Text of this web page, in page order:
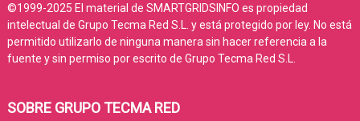
©1999-2025 El material de SMARTGRIDSINFO es propiedad
intelectual de Grupo Tecma Red S.L. y está protegido por ley. No está
permitido utilizarlo de ninguna manera sin hacer referencia a la
fuente y sin permiso por escrito de Grupo Tecma Red S.L.
SOBRE GRUPO TECMA RED